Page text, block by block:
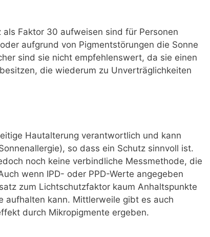
Faktor 30 aufweisen sind für Personen
aufgrund von Pigmentstörungen die Sonne
sind sie nicht empfehlenswert, da sie einen
die wiederum zu Unverträglichkeiten
Hautalterung verantwortlich und kann
so dass ein Schutz sinnvoll ist.
noch keine verbindliche Messmethode, die
wenn IPD- oder PPD-Werte angegeben
zum Lichtschutzfaktor kaum Anhaltspunkte
aufhalten kann. Mittlerweile gibt es auch
durch Mikropigmente ergeben.